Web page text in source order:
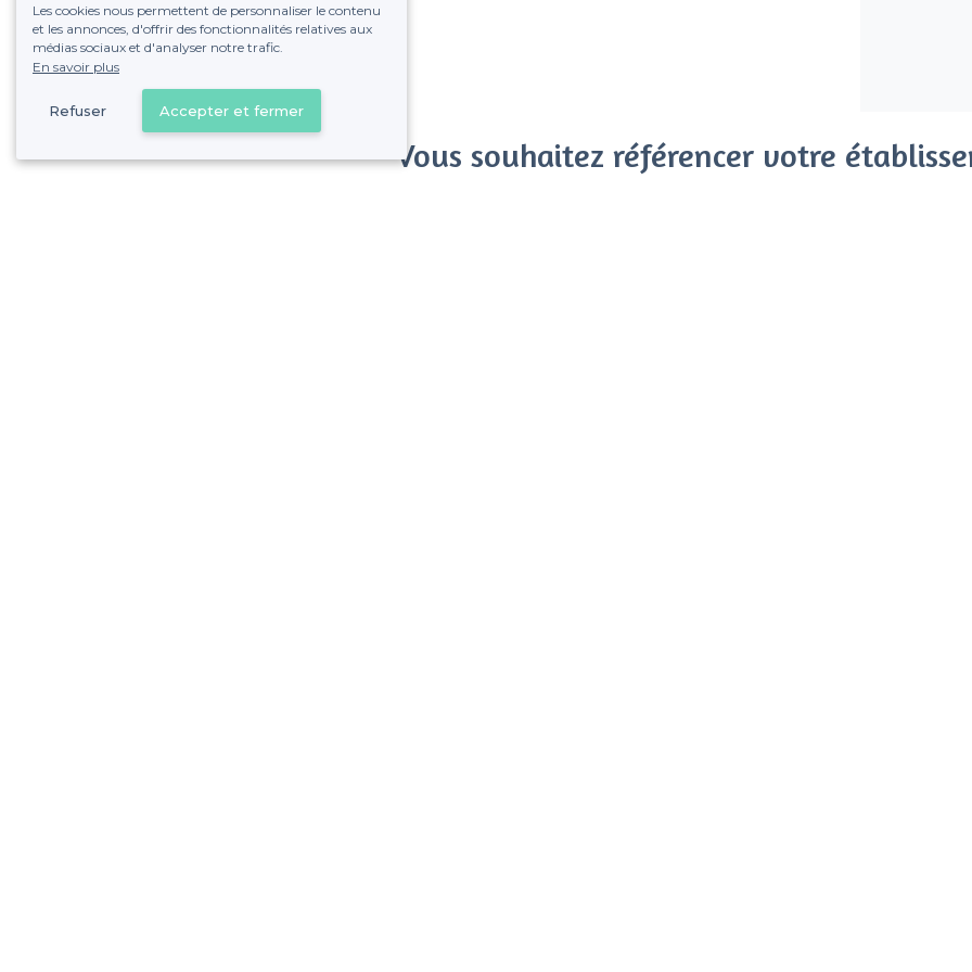
Vous souhaitez référencer votre
Les cookies nous permettent de personnaliser le contenu
et les annonces, d'offrir des fonctionnalités relatives aux
médias sociaux et d'analyser notre trafic.
En savoir plus
Refuser Accepter et fermer